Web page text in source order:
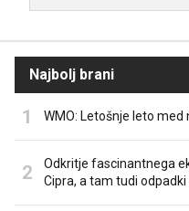
Najbolj brani
WMO: Letošnje leto
Odkritje fascinantnega
Cipra, a tam tudi odpadki